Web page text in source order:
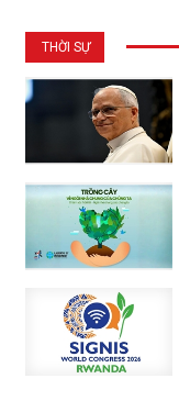
THỜI SỰ